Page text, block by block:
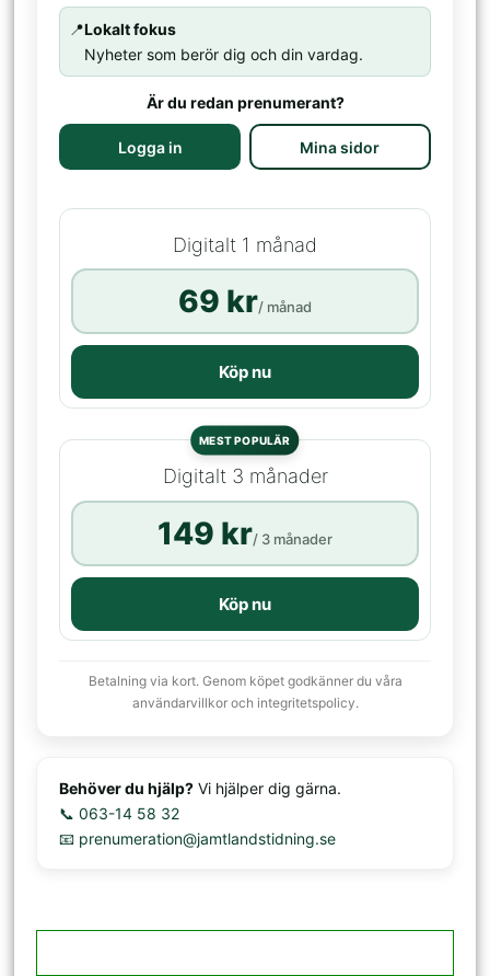
📍Lokalt fokus
Nyheter som berör dig och din vardag.
Är du redan prenumerant?
Logga in Mina sidor
Digitalt 1 månad
69 kr/ månad
Köp nu
MEST POPULÄR
Digitalt 3 månader
149 kr/ 3 månader
Köp nu
Betalning via kort. Genom köpet godkänner du våra
användarvillkor och integritetspolicy.
Behöver du hjälp? Vi hjälper dig gärna.
📞 063-14 58 32
📧 prenumeration@jamtlandstidning.se